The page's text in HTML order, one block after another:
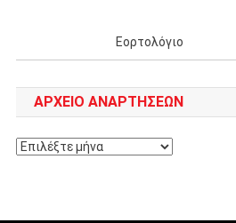
Εορτολόγιο
ΑΡΧΕΊΟ ΑΝΑΡΤΉΣΕΩΝ
Αρχείο